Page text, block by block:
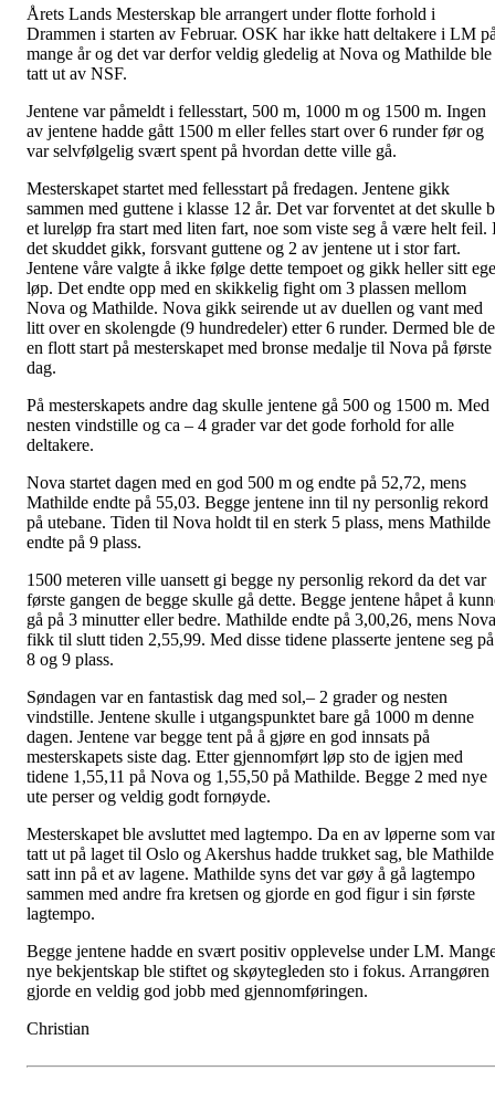
Årets Lands Mesterskap ble arrangert under flotte forhold i
Drammen i starten av Februar. OSK har ikke hatt deltakere i LM
mange år og det var derfor veldig gledelig at Nova og Mathilde ble
tatt ut av NSF.
Jentene var påmeldt i fellesstart, 500 m, 1000 m og 1500 m. Ingen
av jentene hadde gått 1500 m eller felles start over 6 runder før og
var selvfølgelig svært spent på hvordan dette ville gå.
Mesterskapet startet med fellesstart på fredagen. Jentene gikk
sammen med guttene i klasse 12 år. Det var forventet at det skulle
et lureløp fra start med liten fart, noe som viste seg å være helt feil.
det skuddet gikk, forsvant guttene og 2 av jentene ut i stor fart.
Jentene våre valgte å ikke følge dette tempoet og gikk heller sitt
løp. Det endte opp med en skikkelig fight om 3 plassen mellom
Nova og Mathilde. Nova gikk seirende ut av duellen og vant med
litt over en skolengde (9 hundredeler) etter 6 runder. Dermed ble
en flott start på mesterskapet med bronse medalje til Nova på første
dag.
På mesterskapets andre dag skulle jentene gå 500 og 1500 m. Med
nesten vindstille og ca – 4 grader var det gode forhold for alle
deltakere.
Nova startet dagen med en god 500 m og endte på 52,72, mens
Mathilde endte på 55,03. Begge jentene inn til ny personlig rekord
på utebane. Tiden til Nova holdt til en sterk 5 plass, mens Mathilde
endte på 9 plass.
1500 meteren ville uansett gi begge ny personlig rekord da det var
første gangen de begge skulle gå dette. Begge jentene håpet å
gå på 3 minutter eller bedre. Mathilde endte på 3,00,26, mens Nova
fikk til slutt tiden 2,55,99. Med disse tidene plasserte jentene seg på
8 og 9 plass.
Søndagen var en fantastisk dag med sol,– 2 grader og nesten
vindstille. Jentene skulle i utgangspunktet bare gå 1000 m denne
dagen. Jentene var begge tent på å gjøre en god innsats på
mesterskapets siste dag. Etter gjennomført løp sto de igjen med
tidene 1,55,11 på Nova og 1,55,50 på Mathilde. Begge 2 med nye
ute perser og veldig godt fornøyde.
Mesterskapet ble avsluttet med lagtempo. Da en av løperne som var
tatt ut på laget til Oslo og Akershus hadde trukket sag, ble Mathilde
satt inn på et av lagene. Mathilde syns det var gøy å gå lagtempo
sammen med andre fra kretsen og gjorde en god figur i sin første
lagtempo.
Begge jentene hadde en svært positiv opplevelse under LM.
nye bekjentskap ble stiftet og skøytegleden sto i fokus. Arrangøren
gjorde en veldig god jobb med gjennomføringen.
Christian